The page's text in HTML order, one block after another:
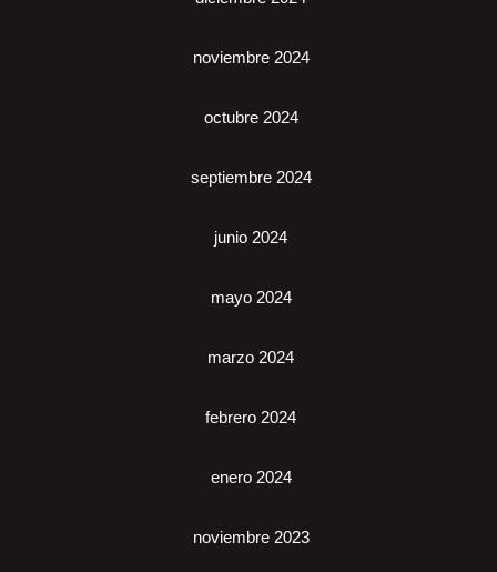
noviembre 2024
octubre 2024
septiembre 2024
junio 2024
mayo 2024
marzo 2024
febrero 2024
enero 2024
noviembre 2023